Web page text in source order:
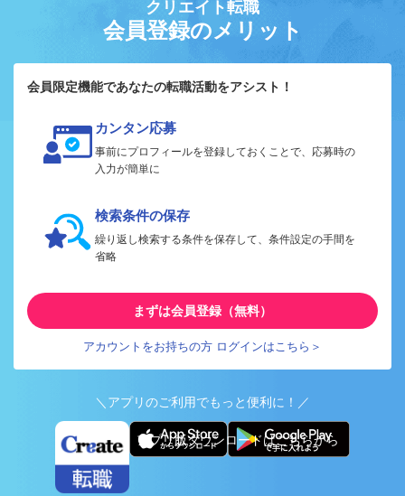
クリエイト転職
会員登録のメリット
会員限定機能であなたの転職活動をアシスト！
カンタン応募
事前にプロフィールを登録しておくことで、応募時の
入力が簡単に
検索条件の保存
繰り返し検索する条件を保存して、条件設定の手間を
省略
まずは会員登録（無料）
アカウントをお持ちの方 ログインはこちら＞
＼アプリのご利用でもっと便利に！／
アプリ版ダウンロードはこちらから